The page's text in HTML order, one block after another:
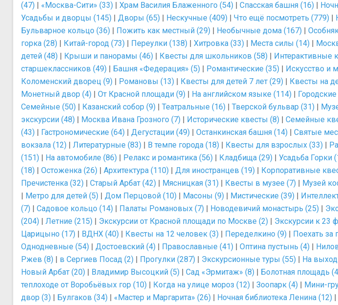
(47) | «Москва-Сити» (33) | Храм Василия Блаженного (54) | Спасская башня (16) |
Усадьбы и дворцы (145) | Дворы (65) | Нескучные (409) | Что ещё посмотреть (779) |
Бульварное кольцо (36) | Пожить как местный (29) | Необычные дома (167) |
горка (28) | Китай-город (73) | Переулки (138) | Хитровка (33) | Места силы (14) |
детей (48) | Крыши и панорамы (46) | Квесты для школьников (58) | Интерактивные
старшеклассников (49) | Башня «Федерация» (5) | Романтические (35) | Искусство и
Коломенский дворец (9) | Романовы (13) | Квесты для детей 7 лет (29) | Квесты на
Монетный двор (4) | От Красной площади (9) | На английском языке (114) |
Семейные (50) | Казанский собор (9) | Театральные (16) | Тверской бульвар (31) |
экскурсии (48) | Москва Ивана Грозного (7) | Исторические квесты (8) | Семейные
(43) | Гастрономические (64) | Дегустации (49) | Останкинская башня (14) | Святые
вокзала (12) | Литературные (83) | В темпе города (18) | Квесты для взрослых (33) |
(151) | На автомобиле (86) | Релакс и романтика (56) | Кладбища (29) | Усадьба Горки
(18) | Остоженка (26) | Архитектура (110) | Для иностранцев (19) | Корпоративные
Пречистенка (32) | Старый Арбат (42) | Мясницкая (31) | Квесты в музее (7) | Музей
| Метро для детей (5) | Дом Перцовой (10) | Масоны (9) | Мистические (39) |
(7) | Садовое кольцо (14) | Палаты Романовых (7) | Новодевичий монастырь (25) |
(204) | Летние (215) | Экскурсии от Красной площади по Москве (2) | Экскурсии к 23
Царицыно (17) | ВДНХ (40) | Квесты на 12 человек (3) | Переделкино (9) | Поехать за
Однодневные (54) | Достоевский (4) | Православные (41) | Оптина пустынь (4) |
Ржев (8) | в Сергиев Посад (2) | Прогулки (287) | Экскурсионные туры (55) | На
Новый Арбат (20) | Владимир Высоцкий (5) | Сад «Эрмитаж» (8) | Болотная площадь
теплоходе от Воробьёвых гор (10) | Когда на улице мороз (12) | Зоопарк (4) | Мини-
двор (3) | Булгаков (34) | «Мастер и Маргарита» (26) | Ночная библиотека Ленина (12) |